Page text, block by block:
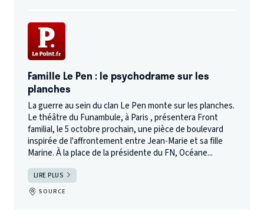
Famille Le Pen : le psychodrame sur les
planches
La guerre au sein du clan Le Pen monte sur les planches.
Le théâtre du Funambule, à Paris , présentera Front
familial, le 5 octobre prochain, une pièce de boulevard
inspirée de l'affrontement entre Jean-Marie et sa fille
Marine. À la place de la présidente du FN, Océane...
LIRE PLUS
SOURCE